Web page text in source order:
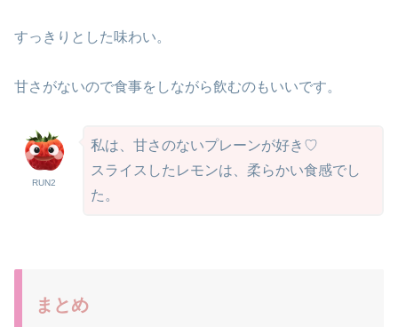
すっきりとした味わい。
甘さがないので食事をしながら飲むのもいいです。
RUN2
私は、甘さのないプレーンが好き♡
スライスしたレモンは、柔らかい食感でし
た。
まとめ